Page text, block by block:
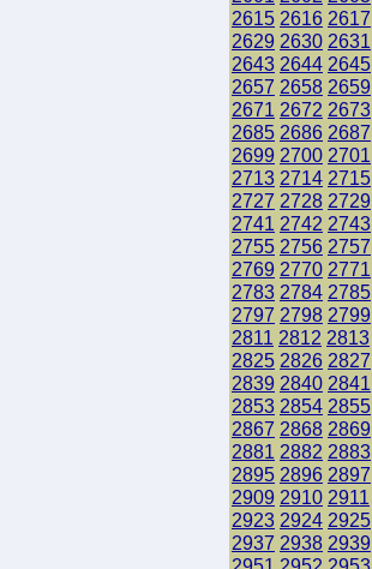
2615 2616 2617
2629 2630 2631
2643 2644 2645
2657 2658 2659
2671 2672 2673
2685 2686 2687
2699 2700 2701
2713 2714 2715
2727 2728 2729
2741 2742 2743
2755 2756 2757
2769 2770 2771
2783 2784 2785
2797 2798 2799
2811 2812 2813
2825 2826 2827
2839 2840 2841
2853 2854 2855
2867 2868 2869
2881 2882 2883
2895 2896 2897
2909 2910 2911
2923 2924 2925
2937 2938 2939